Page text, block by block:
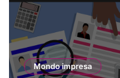
Mondo impresa